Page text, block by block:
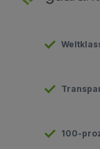
100-